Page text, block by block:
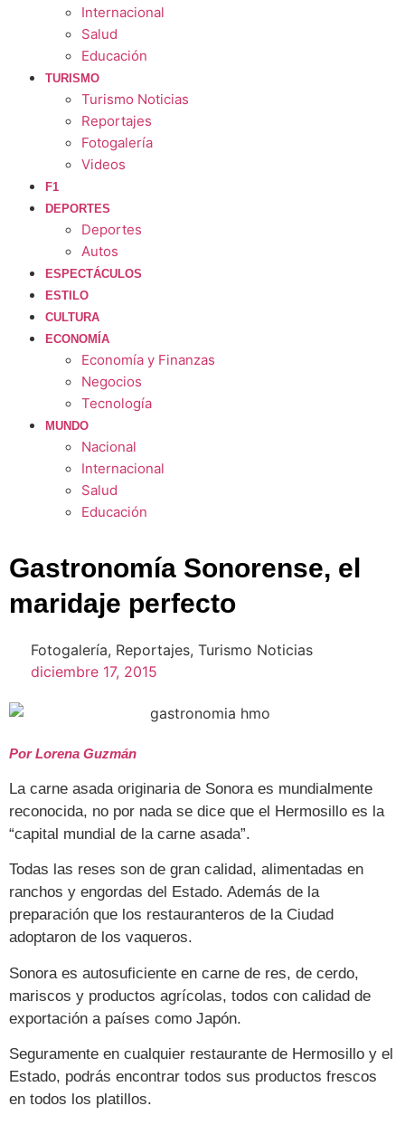
Internacional
Salud
Educación
TURISMO
Turismo Noticias
Reportajes
Fotogalería
Videos
F1
DEPORTES
Deportes
Autos
ESPECTÁCULOS
ESTILO
CULTURA
ECONOMÍA
Economía y Finanzas
Negocios
Tecnología
MUNDO
Nacional
Internacional
Salud
Educación
Gastronomía Sonorense, el
maridaje perfecto
Fotogalería, Reportajes, Turismo Noticias
diciembre 17, 2015
Por Lorena Guzmán
La carne asada originaria de Sonora es mundialmente
reconocida, no por nada se dice que el Hermosillo es la
“capital mundial de la carne asada”.
Todas las reses son de gran calidad, alimentadas en
ranchos y engordas del Estado. Además de la
preparación que los restauranteros de la Ciudad
adoptaron de los vaqueros.
Sonora es autosuficiente en carne de res, de cerdo,
mariscos y productos agrícolas, todos con calidad de
exportación a países como Japón.
Seguramente en cualquier restaurante de Hermosillo y el
Estado, podrás encontrar todos sus productos frescos
en todos los platillos.